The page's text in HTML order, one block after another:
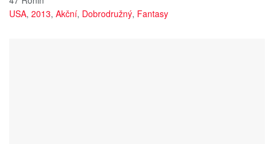
USA, 2013, Akční, Dobrodružný, Fantasy